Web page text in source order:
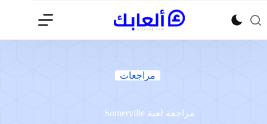
إلى
المحتوى
مراجعات
مراجعة لعبة Somerville